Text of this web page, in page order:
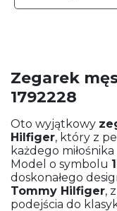
Zegarek
1792228
Oto wyjątkowy
Hilfiger, który z
każdego
Model o symbolu
doskonałego
Tommy Hilfiger,
podejścia do